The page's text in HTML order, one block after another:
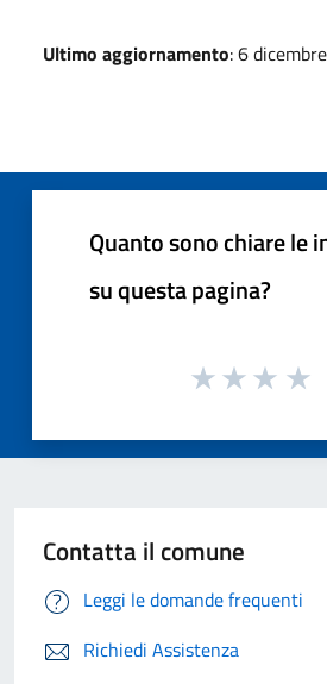
Ultimo aggiornamento: 6
Quanto sono chiare le
su questa pagina?
Contatta il comune
Leggi le domande frequenti
Richiedi Assistenza